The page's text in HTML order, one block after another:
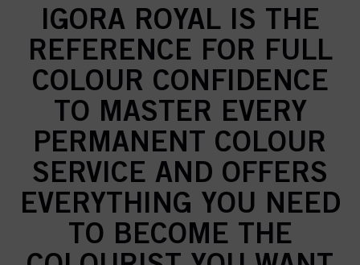
IGORA ROYAL IS THE
REFERENCE FOR FULL
COLOUR CONFIDENCE
TO MASTER EVERY
PERMANENT COLOUR
SERVICE AND OFFERS
EVERYTHING YOU NEED
TO BECOME THE